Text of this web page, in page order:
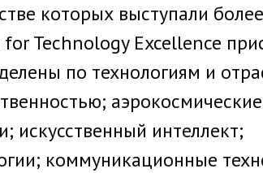
которых выступали
Technology Excellence
по технологиям и
искусственный интеллект;
коммуникационные